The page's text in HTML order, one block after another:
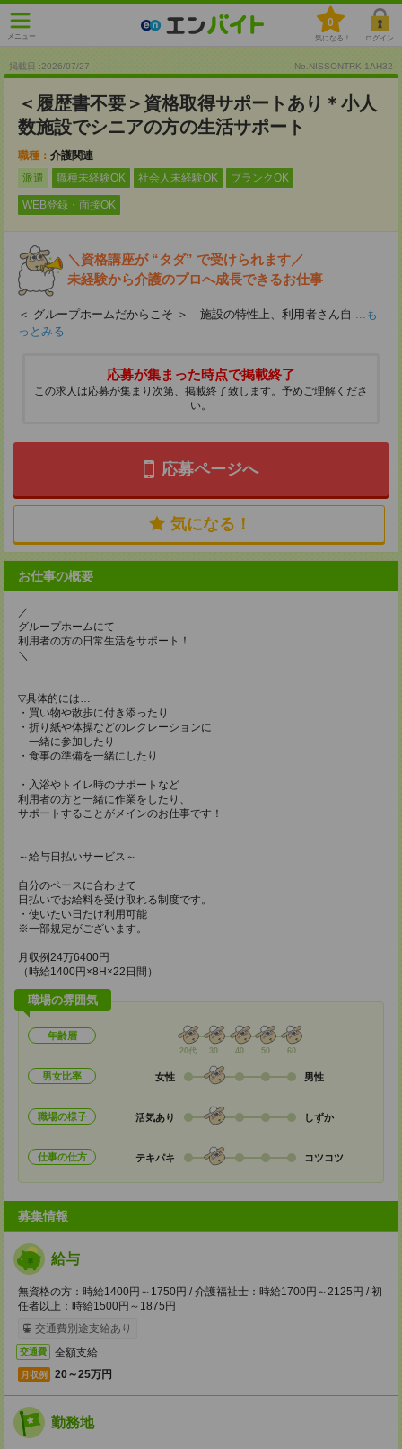
メニュー
0
気になる！ ログイン
掲載日 :2026/07/27 No.NISSONTRK-1AH32
＜履歴書不要＞資格取得サポートあり＊小人
数施設でシニアの方の生活サポート
職種： 介護関連
派遣
職種未経験OK 社会人未経験OK ブランクOK
WEB登録・面接OK
＼資格講座が “タダ” で受けられます／
未経験から介護のプロへ成長できるお仕事
＜ グループホームだからこそ ＞ 施設の特性上、利用者さん自 ...も
っとみる
応募が集まった時点で掲載終了
この求人は応募が集まり次第、掲載終了致します。予めご理解くださ
い。
応募ページへ
気になる！
お仕事の概要
／
グループホームにて
利用者の方の日常生活をサポート！
＼
▽具体的には…
・買い物や散歩に付き添ったり
・折り紙や体操などのレクレーションに
一緒に参加したり
・食事の準備を一緒にしたり
・入浴やトイレ時のサポートなど
利用者の方と一緒に作業をしたり、
サポートすることがメインのお仕事です！
～給与日払いサービス～
自分のペースに合わせて
日払いでお給料を受け取れる制度です。
・使いたい日だけ利用可能
※一部規定がございます。
月収例24万6400円
（時給1400円×8H×22日間）
職場の雰囲気
年齢層
20代 30 40 50 60
男女比率 女性 男性
職場の様子 活気あり しずか
仕事の仕方 テキパキ コツコツ
募集情報
給与
無資格の方：時給1400円～1750円 / 介護福祉士：時給1700円～2125円 / 初
任者以上：時給1500円～1875円
交通費別途支給あり
交通費 全額支給
月収例 20～25万円
勤務地